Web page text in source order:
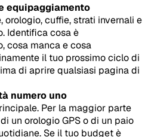
equipaggiamento
orologio, cuffie, strati invernali e
Identifica cosa è
cosa manca e cosa
il tuo prossimo ciclo di
di aprire qualsiasi pagina di
numero uno
Per la maggior parte
un orologio GPS o di un paio
Se il tuo budget è